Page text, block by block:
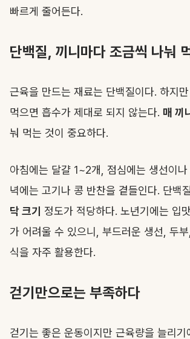
빠르게 줄어든다.
단백질, 끼니마다 조금씩 나눠
근육을 만드는 재료는 단백질이다. 하지
먹으면 흡수가 제대로 되지 않는다. 매 끼
눠 먹는 것이 중요하다.
아침에는 달걀 1~2개, 점심에는 생선이
녁에는 고기나 콩 반찬을 곁들인다. 단백
닥 크기 정도가 적당하다. 노년기에는 입
가 어려울 수 있으니, 부드러운 생선, 두
식을 자주 활용한다.
걷기만으로는 부족하다
걷기는 좋은 운동이지만 근육량을 늘리